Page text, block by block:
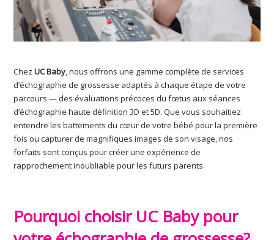
ChezUC Baby, nous offrons une gamme complète de services
d’échographie de grossesse adaptés à chaque étape de votre
parcours — des évaluations précoces du fœtus aux séances
d’échographie haute définition 3D et 5D. Que vous souhaitiez
entendre les battements du cœur de votre bébé pour la première
fois ou capturer de magnifiques images de son visage, nos
forfaits sont conçus pour créer une expérience de
rapprochement inoubliable pour les futurs parents.
Pourquoi choisir UC Baby pour